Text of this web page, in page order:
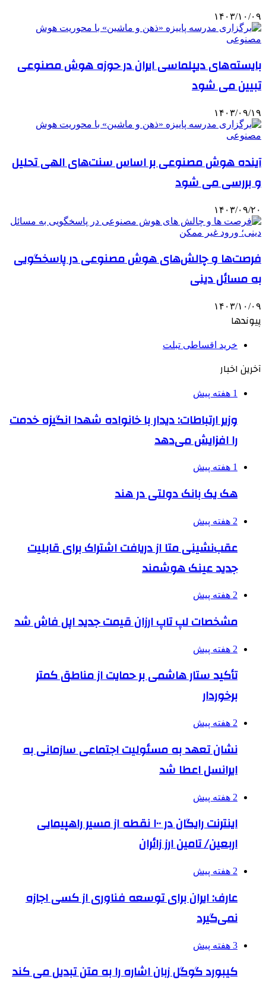
۱۴۰۳/۱۰/۰۹
بایسته‌های دیپلماسی ایران در حوزه هوش مصنوعی
تبیین می شود
۱۴۰۳/۰۹/۱۹
آینده هوش مصنوعی بر اساس سنت‌های الهی تحلیل
و بررسی می شود
۱۴۰۳/۰۹/۲۰
فرصت‌ها و چالش‌های هوش مصنوعی در پاسخگویی
به مسائل دینی
۱۴۰۳/۱۰/۰۹
پیوندها
خرید اقساطی تبلت
آخرین اخبار
1 هفته پیش
وزیر ارتباطات: دیدار با خانواده شهدا انگیزه خدمت
را افزایش می‌دهد
1 هفته پیش
هک یک بانک دولتی در هند
2 هفته پیش
عقب‌نشینی متا از دریافت اشتراک برای قابلیت
جدید عینک هوشمند
2 هفته پیش
مشخصات لپ تاپ ارزان قیمت جدید اپل فاش شد
2 هفته پیش
تأکید ستار هاشمی بر حمایت از مناطق کمتر
برخوردار
2 هفته پیش
نشان تعهد به مسئولیت اجتماعی سازمانی به
ایرانسل اعطا شد
2 هفته پیش
اینترنت رایگان در ۱۰۰ نقطه از مسیر راهپیمایی
اربعین/ تامین ارز زائران
2 هفته پیش
عارف: ایران برای توسعه فناوری از کسی اجازه
نمی‌گیرد
3 هفته پیش
کیبورد گوگل زبان اشاره را به متن تبدیل می کند